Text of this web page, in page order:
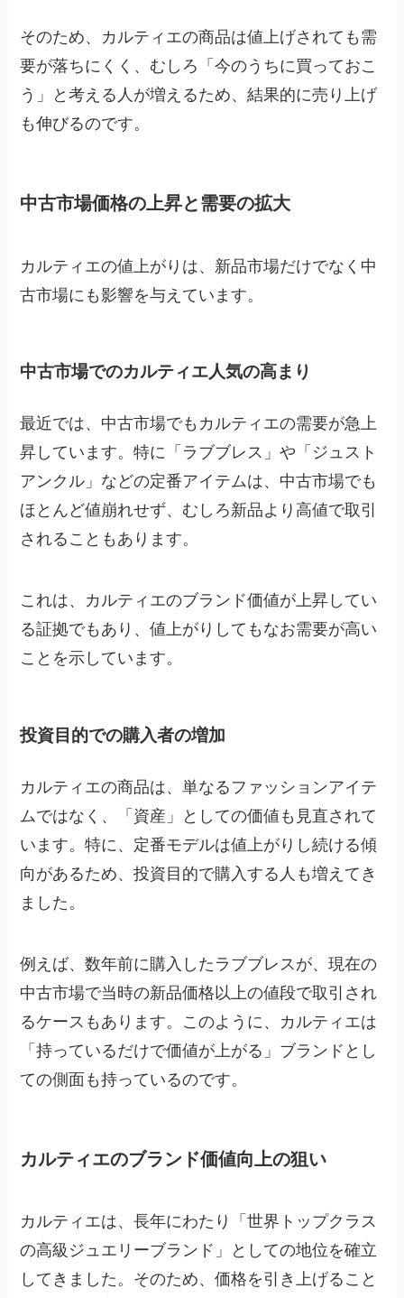
そのため、カルティエの商品は値上げされても需
要が落ちにくく、むしろ「今のうちに買っておこ
う」と考える人が増えるため、結果的に売り上げ
も伸びるのです。
中古市場価格の上昇と需要の拡大
カルティエの値上がりは、新品市場だけでなく中
古市場にも影響を与えています。
中古市場でのカルティエ人気の高まり
最近では、中古市場でもカルティエの需要が急上
昇しています。特に「ラブブレス」や「ジュスト
アンクル」などの定番アイテムは、中古市場でも
ほとんど値崩れせず、むしろ新品より高値で取引
されることもあります。
これは、カルティエのブランド価値が上昇してい
る証拠でもあり、値上がりしてもなお需要が高い
ことを示しています。
投資目的での購入者の増加
カルティエの商品は、単なるファッションアイテ
ムではなく、「資産」としての価値も見直されて
います。特に、定番モデルは値上がりし続ける傾
向があるため、投資目的で購入する人も増えてき
ました。
例えば、数年前に購入したラブブレスが、現在の
中古市場で当時の新品価格以上の値段で取引され
るケースもあります。このように、カルティエは
「持っているだけで価値が上がる」ブランドとし
ての側面も持っているのです。
カルティエのブランド価値向上の狙い
カルティエは、長年にわたり「世界トップクラス
の高級ジュエリーブランド」としての地位を確立
してきました。そのため、価格を引き上げること